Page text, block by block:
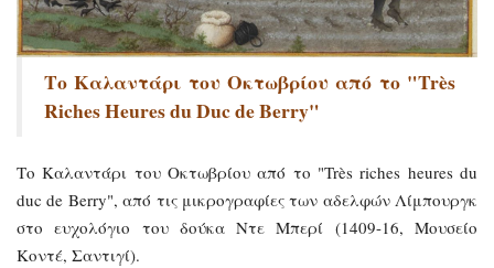
Το Καλαντάρι του Οκτωβρίου από το "Très
Riches Heures du Duc de Berry"
Το Καλαντάρι του Οκτωβρίου από το "Très riches heures du
duc de Berry", από τις μικρογραφίες των αδελφών Λίμπουργκ
στο ευχολόγιο του δούκα Ντε Μπερί (1409-16, Μουσείο
Κοντέ, Σαντιγί).